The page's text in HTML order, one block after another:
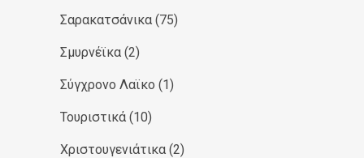
Σαρακατσάνικα (75)
Σμυρνέϊκα (2)
Σύγχρονο Λαϊκο (1)
Τουριστικά (10)
Χριστουγενιάτικα (2)